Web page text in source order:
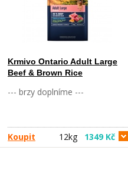
Krmivo Ontario Adult Large
Beef & Brown Rice
--- brzy doplníme ---
Koupit 12kg 1349 Kč